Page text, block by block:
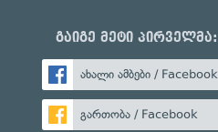
გაიგე მეტი პირველმა:
ახალი ამბები / Facebook
გართობა / Facebook